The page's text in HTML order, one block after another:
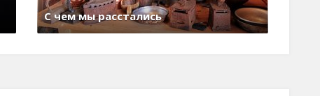
Законы счастливой общины